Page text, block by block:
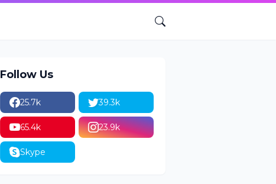
Follow Us
25.7k 39.3k
65.4k 23.9k
Skype